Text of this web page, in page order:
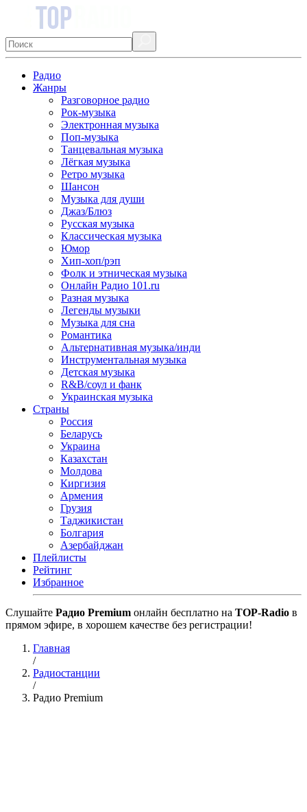
Радио
Жанры
Разговорное радио
Рок-музыка
Электронная музыка
Поп-музыка
Танцевальная музыка
Лёгкая музыка
Ретро музыка
Шансон
Музыка для души
Джаз/Блюз
Русская музыка
Классическая музыка
Юмор
Хип-хоп/рэп
Фолк и этническая музыка
Онлайн Радио 101.ru
Разная музыка
Легенды музыки
Музыка для сна
Романтика
Альтернативная музыка/инди
Инструментальная музыка
Детская музыка
R&B/cоул и фанк
Украинская музыка
Страны
Россия
Беларусь
Украина
Казахстан
Молдова
Киргизия
Армения
Грузия
Таджикистан
Болгария
Азербайджан
Плейлисты
Рейтинг
Избранное
Cлушайте Радио Premium онлайн бесплатно на TOP-Radio в
прямом эфире, в хорошем качестве без регистрации!
Главная
/
Радиостанции
/
Радио Premium